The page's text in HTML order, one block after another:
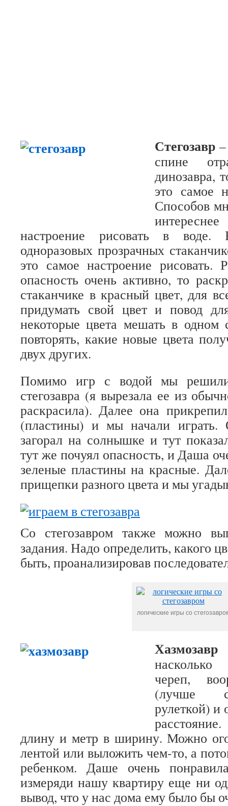
Стегозавр
спине
динозавра,
это самое
Способов
настроение рисовать в воде.
одноразовых прозрачных
это самое настроение рисовать.
опасность очень активно, то
стаканчике в красный цвет, для
придумать свой цвет и повод
некоторые цвета мешать в одном
повторять, какие новые цвета
двух других.
Помимо игр с водой мы решили
стегозавра (я вырезала ее из
раскрасила). Далее она
(пластины) и мы начали
загорал на солнышке и тут
тут же почуял опасность, и Даша
зеленые пластины на красные.
прищепки разного цвета и мы
Со стегозавром также можно
задания. Надо определить, какого
быть, проанализировав
логические игры со
Хазмозавр
череп,
(лучше
рулеткой) и
длину и метр в ширину. Можно
лентой или выложить чем-то, а
ребенком. Даше очень
измеряди нашу квартиру еще ни
вывод, что у нас дома ему было бы